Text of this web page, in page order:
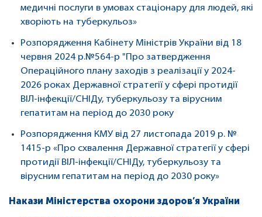
медичні послуги в умовах стаціонару для людей, які
хворіють на туберкульоз»
Розпорядження Кабінету Міністрів України від 18
червня 2024 р.№564-р "Про затвердження
Операційного плану заходів з реалізації у 2024-
2026 роках Державної стратегії у сфері протидії
ВІЛ-інфекції/СНІДу, туберкульозу та вірусним
гепатитам на період до 2030 року
Розпорядження КМУ від 27 листопада 2019 р. №
1415-р «Про схвалення Державної стратегії у сфері
протидії ВІЛ-інфекції/СНІДу, туберкульозу та
вірусним гепатитам на період до 2030 року»
Накази Міністерства охорони здоров’я України